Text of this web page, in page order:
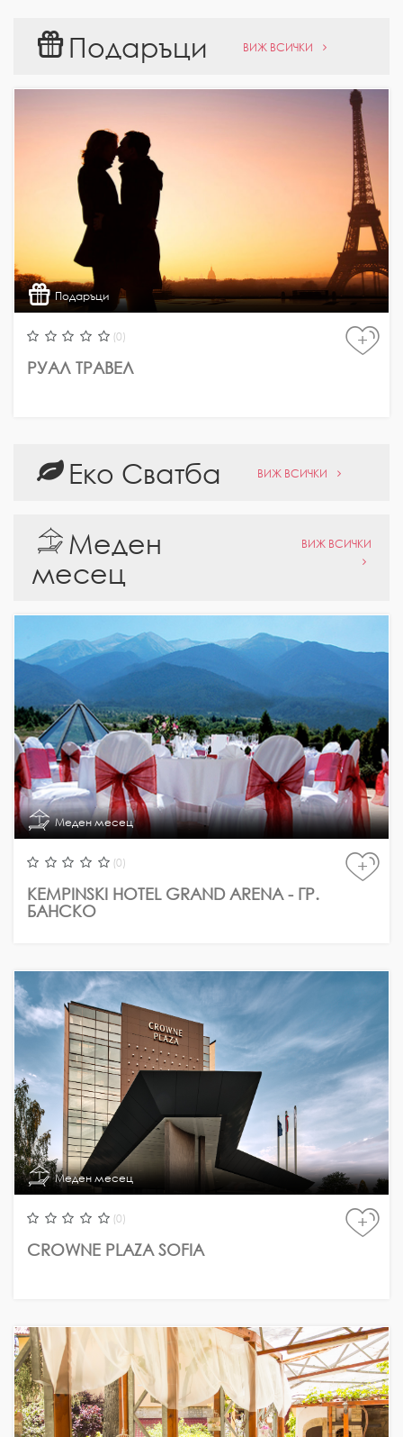
Подаръци ВИЖ ВСИЧКИ
Подаръци
(0)
РУАЛ ТРАВЕЛ
+
Еко Сватба ВИЖ ВСИЧКИ
Меден
месец
ВИЖ ВСИЧКИ
Меден месец
(0)
KEMPINSKI HOTEL GRAND ARENA - ГР.
БАНСКО
+
Меден месец
(0)
CROWNE PLAZA SOFIA
+